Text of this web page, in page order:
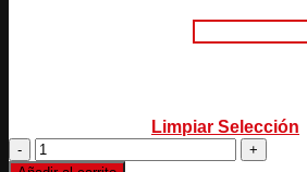
Limpiar Selección
PARE
cantidad